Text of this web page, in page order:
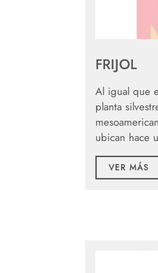
FRIJOL
Al igual que
planta
ubican hace
VER MÁS